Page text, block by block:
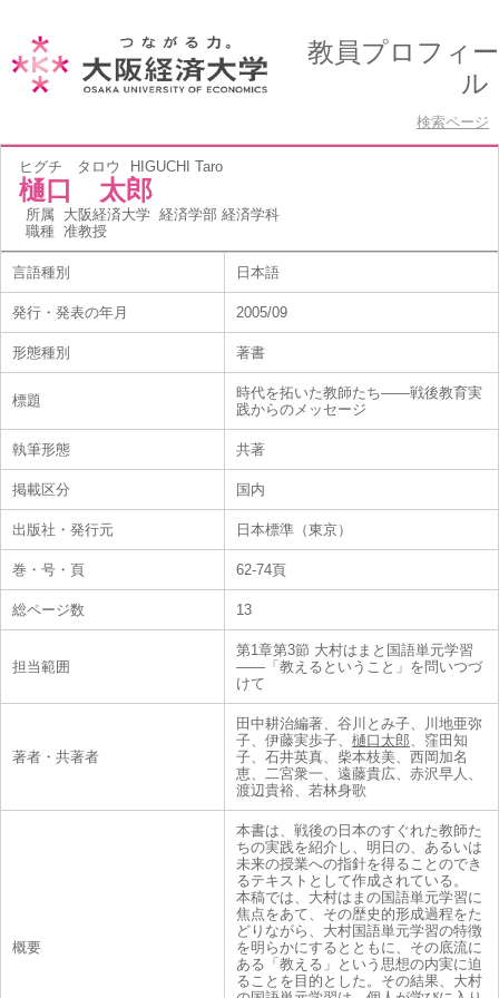
教員プロフィー
ル
検索ページ
ヒグチ タロウ HIGUCHI Taro
樋口 太郎
所属 大阪経済大学 経済学部 経済学科
職種 准教授
言語種別 日本語
発行・発表の年月 2005/09
形態種別 著書
標題
時代を拓いた教師たち――戦後教育実
践からのメッセージ
執筆形態 共著
掲載区分 国内
出版社・発行元 日本標準（東京）
巻・号・頁 62-74頁
総ページ数 13
担当範囲
第1章第3節 大村はまと国語単元学習
――「教えるということ」を問いつづ
けて
著者・共著者
田中耕治編著、谷川とみ子、川地亜弥
子、伊藤実歩子、 樋口太郎、窪田知
子、石井英真、柴本枝美、西岡加名
恵、二宮衆一、遠藤貴広、赤沢早人、
渡辺貴裕、若林身歌
概要
本書は、戦後の日本のすぐれた教師た
ちの実践を紹介し、明日の、あるいは
未来の授業への指針を得ることのでき
るテキストとして作成されている。
本稿では、大村はまの国語単元学習に
焦点をあて、その歴史的形成過程をた
どりながら、大村国語単元学習の特徴
を明らかにするとともに、その底流に
ある「教える」という思想の内実に迫
ることを目的とした。その結果、大村